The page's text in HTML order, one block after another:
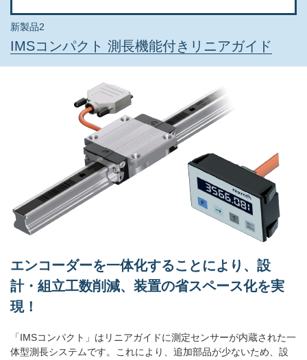
新製品2
IMSコンパクト 測長機能付きリニアガイド
エンコーダーを一体化することにより、設
計・組立工数削減、装置の省スペース化を実
現！
「IMSコンパクト」はリニアガイドに測定センサーが内蔵された一
体型測長システムです。これにより、追加部品が少ないため、設